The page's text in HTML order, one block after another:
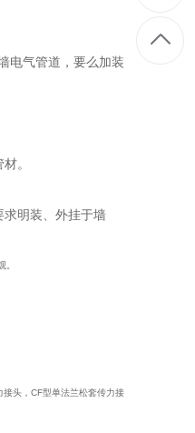
电气管道，要么加装
。
明装、外挂于墙
。
头，CF型单法兰松套传力接